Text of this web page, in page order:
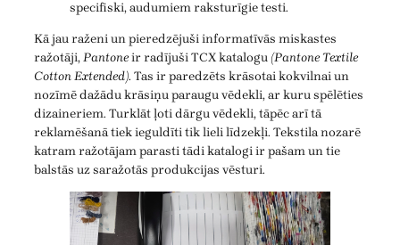
specifiski, audumiem raksturīgie testi.
Kā jau raženi un pieredzējuši informatīvās miskastes
ražotāji,Pantoneir radījuši TCX katalogu (Pantone Textile
Cotton Extended). Tas ir paredzēts krāsotai kokvilnai un
nozīmē dažādu krāsiņu paraugu vēdekli, ar kuru spēlēties
dizaineriem. Turklāt ļoti dārgu vēdekli, tāpēc arī tā
reklamēšanā tiek ieguldīti tik lieli līdzekļi. Tekstila nozarē
katram ražotājam parasti tādi katalogi ir pašam un tie
balstās uz saražotās produkcijas vēsturi.